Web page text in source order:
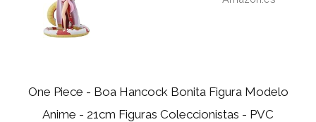
One Piece - Boa Hancock Bonita Figura Modelo
Anime - 21cm Figuras Coleccionistas - PVC